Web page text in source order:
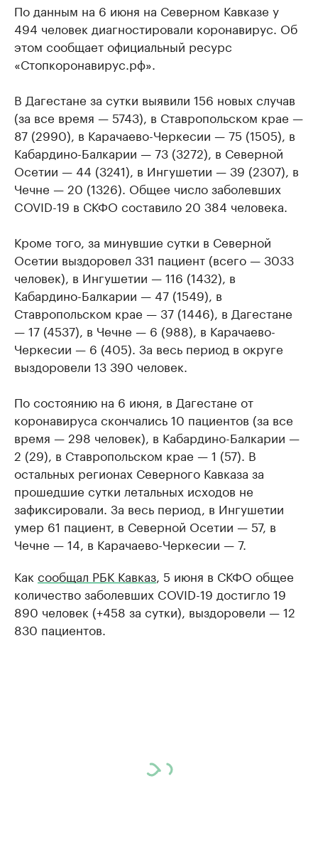
По данным на 6 июня на Северном Кавказе у
494 человек диагностировали коронавирус. Об
этом сообщает официальный ресурс
«Стопкоронавирус.рф».
В Дагестане за сутки выявили 156 новых случав
(за все время — 5743), в Ставропольском крае —
87 (2990), в Карачаево-Черкесии — 75 (1505), в
Кабардино-Балкарии — 73 (3272), в Северной
Осетии — 44 (3241), в Ингушетии — 39 (2307), в
Чечне — 20 (1326). Общее число заболевших
COVID-19 в СКФО составило 20 384 человека.
Кроме того, за минувшие сутки в Северной
Осетии выздоровел 331 пациент (всего — 3033
человек), в Ингушетии — 116 (1432), в
Кабардино-Балкарии — 47 (1549), в
Ставропольском крае — 37 (1446), в Дагестане
— 17 (4537), в Чечне — 6 (988), в Карачаево-
Черкесии — 6 (405). За весь период в округе
выздоровели 13 390 человек.
По состоянию на 6 июня, в Дагестане от
коронавируса скончались 10 пациентов (за все
время — 298 человек), в Кабардино-Балкарии —
2 (29), в Ставропольском крае — 1 (57). В
остальных регионах Северного Кавказа за
прошедшие сутки летальных исходов не
зафиксировали. За весь период, в Ингушетии
умер 61 пациент, в Северной Осетии — 57, в
Чечне — 14, в Карачаево-Черкесии — 7.
Как сообщал РБК Кавказ, 5 июня в СКФО общее
количество заболевших COVID-19 достигло 19
890 человек (+458 за сутки), выздоровели — 12
830 пациентов.